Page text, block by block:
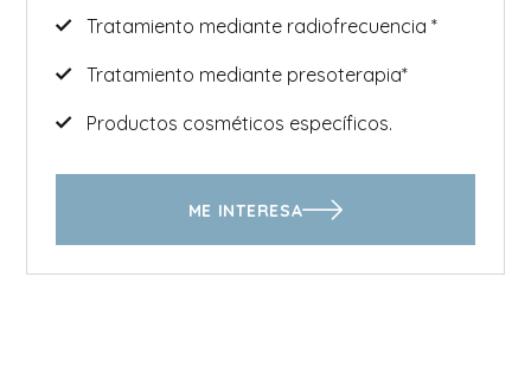
Tratamiento mediante radiofrecuencia *
Tratamiento mediante presoterapia*
Productos cosméticos específicos.
ME INTERESA